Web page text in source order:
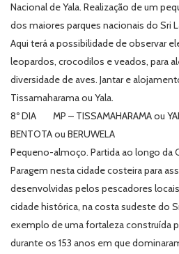
Nacional de Yala. Realização de um
dos maiores parques nacionais do Sri
Aqui terá a possibilidade de observar
leopardos, crocodilos e veados, para
diversidade de aves. Jantar e
Tissamaharama ou Yala.
8º DIA MP – TISSAMAHARAMA ou
BENTOTA ou BERUWELA
Pequeno-almoço. Partida ao longo da
Paragem nesta cidade costeira para
desenvolvidas pelos pescadores
cidade histórica, na costa sudeste do
exemplo de uma fortaleza construída
durante os 153 anos em que